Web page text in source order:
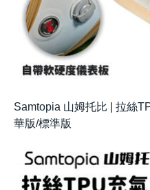
Samtopia 山姆托比 | 拉絲
華版/標準版